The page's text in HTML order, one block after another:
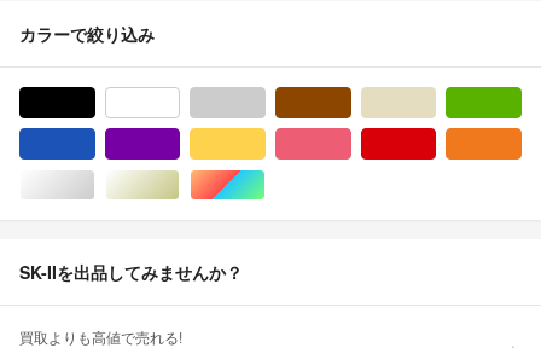
カラーで絞り込み
シルバー/銀色系ゴールド/金色系マルチカラー
SK-IIを出品してみませんか？
買取よりも高値で売れる!